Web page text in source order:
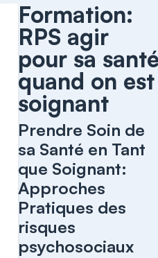
Formation:
RPS agir
pour sa
quand on est
soignant
Prendre Soin de
sa Santé en Tant
que Soignant:
Approches
Pratiques des
risques
psychosociaux